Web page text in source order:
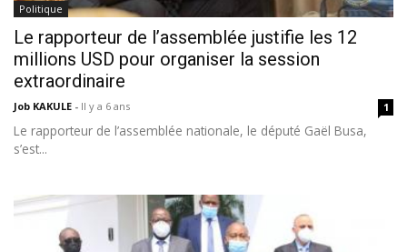
Politique
Le rapporteur de l’assemblée justifie les 12
millions USD pour organiser la session
extraordinaire
Job KAKULE - Il y a 6 ans 1
Le rapporteur de l’assemblée nationale, le député Gaël Busa,
s’est...